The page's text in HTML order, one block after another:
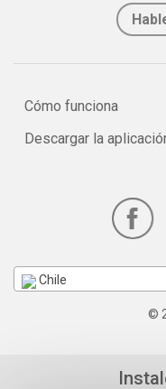
Cómo funciona
Descargar la
Chile
©